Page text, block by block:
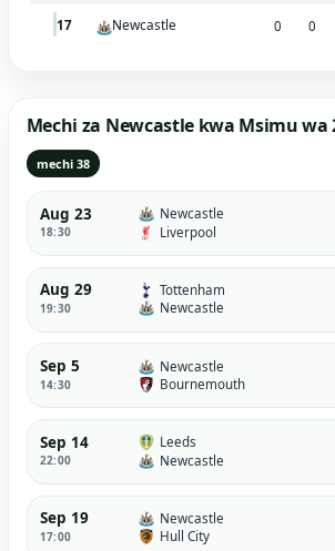
17 Newcastle 0 0
Mechi za Newcastle kwa Msimu wa
mechi 38
Aug 23
18:30
Newcastle
Liverpool
Aug 29
19:30
Tottenham
Newcastle
Sep 5
14:30
Newcastle
Bournemouth
Sep 14
22:00
Leeds
Newcastle
Sep 19
17:00
Newcastle
Hull City